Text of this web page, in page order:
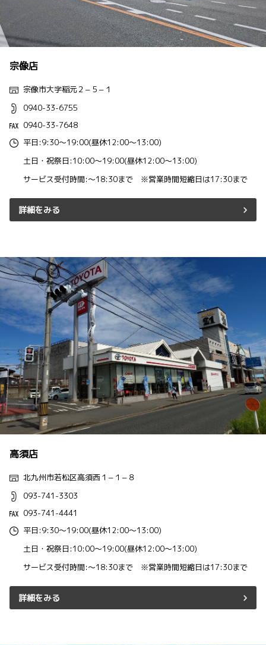
宗像店
宗像市大字稲元２−５−１
0940-33-6755
0940-33-7648
平日:9:30～19:00(昼休12:00～13:00)
土日・祝祭日:10:00～19:00(昼休12:00～13:00)
サービス受付時間:～18:30まで ※営業時間短縮日は17:30まで
詳細をみる
高須店
北九州市若松区高須西１−１−８
093-741-3303
093-741-4441
平日:9:30～19:00(昼休12:00～13:00)
土日・祝祭日:10:00～19:00(昼休12:00～13:00)
サービス受付時間:～18:30まで ※営業時間短縮日は17:30まで
詳細をみる